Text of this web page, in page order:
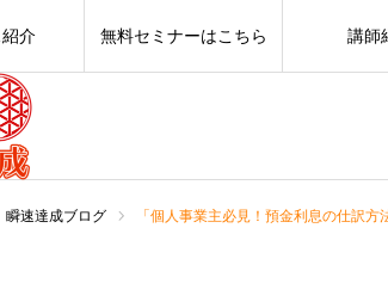
介 無料セミナーはこちら 講師
瞬速達成ブログ 「個人事業主必見！預金利息の仕訳方